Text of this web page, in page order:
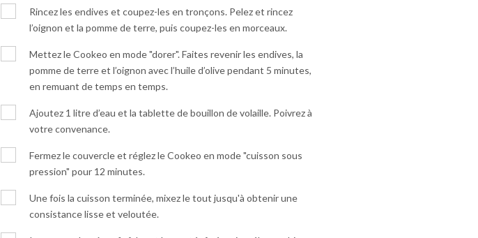
Rincez les endives et coupez-les en tronçons. Pelez et rincez
l’oignon et la pomme de terre, puis coupez-les en morceaux.
Mettez le Cookeo en mode "dorer". Faites revenir les endives, la
pomme de terre et l’oignon avec l’huile d’olive pendant 5 minutes,
en remuant de temps en temps.
Ajoutez 1 litre d’eau et la tablette de bouillon de volaille. Poivrez à
votre convenance.
Fermez le couvercle et réglez le Cookeo en mode "cuisson sous
pression" pour 12 minutes.
Une fois la cuisson terminée, mixez le tout jusqu'à obtenir une
consistance lisse et veloutée.